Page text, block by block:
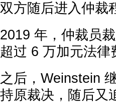
双方随后进入仲裁
2019 年，仲裁员
超过 6 万加元法律
之后，Weinstein
持原裁决，随后又